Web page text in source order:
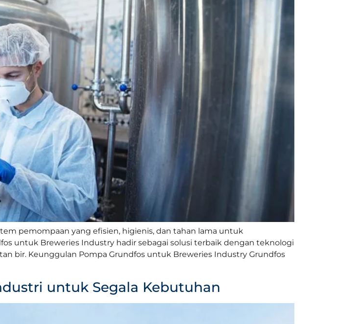
pemompaan yang efisien, higienis, dan tahan lama untuk
untuk Breweries Industry hadir sebagai solusi terbaik dengan teknologi
bir. Keunggulan Pompa Grundfos untuk Breweries Industry Grundfos
untuk Segala Kebutuhan